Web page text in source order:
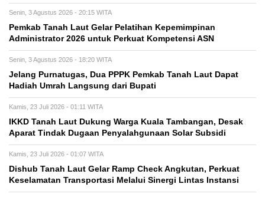
Senin, 3 Agustus 2026 - 20:15 WITA
Pemkab Tanah Laut Gelar Pelatihan Kepemimpinan
Administrator 2026 untuk Perkuat Kompetensi ASN
Senin, 3 Agustus 2026 - 18:20 WITA
Jelang Purnatugas, Dua PPPK Pemkab Tanah Laut Dapat
Hadiah Umrah Langsung dari Bupati
Kamis, 23 Juli 2026 - 01:11 WITA
IKKD Tanah Laut Dukung Warga Kuala Tambangan, Desak
Aparat Tindak Dugaan Penyalahgunaan Solar Subsidi
Kamis, 23 Juli 2026 - 01:07 WITA
Dishub Tanah Laut Gelar Ramp Check Angkutan, Perkuat
Keselamatan Transportasi Melalui Sinergi Lintas Instansi